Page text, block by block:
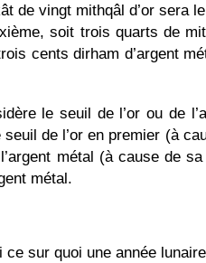
de vingt mithqâl d’or sera
soit trois quarts de
cents dirham d’argent
le seuil de l’or ou de
de l’or en premier (à
métal (à cause de
métal.
sur quoi une année